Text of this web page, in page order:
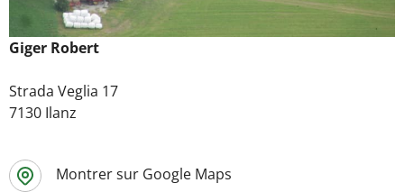
Giger Robert
Strada Veglia 17
7130 Ilanz
Montrer sur Google Maps